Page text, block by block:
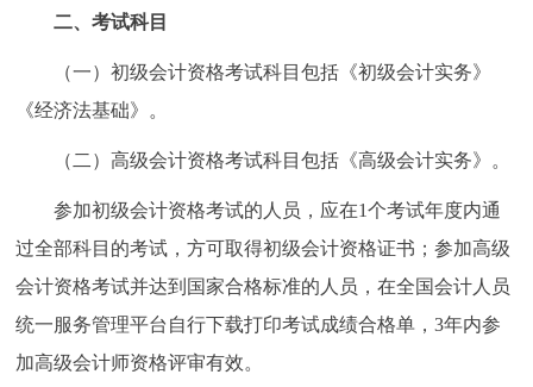
二、考试科目
（一）初级会计资格考试科目包括《初级会计实务》
《经济法基础》。
（二）高级会计资格考试科目包括《高级会计实务》。
参加初级会计资格考试的人员，应在1个考试年度内通
过全部科目的考试，方可取得初级会计资格证书；参加高级
会计资格考试并达到国家合格标准的人员，在全国会计人员
统一服务管理平台自行下载打印考试成绩合格单，3年内参
加高级会计师资格评审有效。